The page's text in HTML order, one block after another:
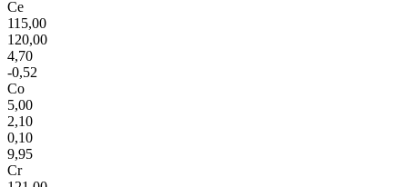
Ce
115,00
120,00
4,70
-0,52
Co
5,00
2,10
0,10
9,95
Cr